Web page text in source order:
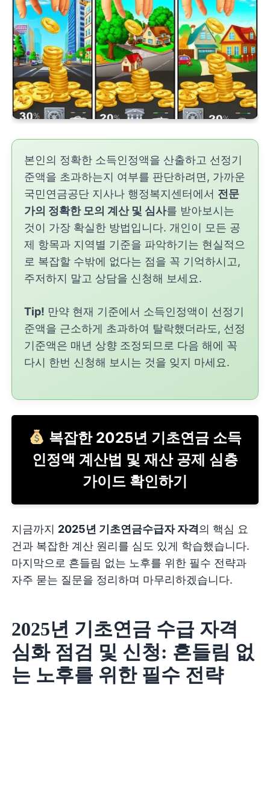
본인의 정확한 소득인정액을 산출하고 선정기
준액을 초과하는지 여부를 판단하려면, 가까운
국민연금공단 지사나 행정복지센터에서 전문
가의 정확한 모의 계산 및 심사를 받아보시는
것이 가장 확실한 방법입니다. 개인이 모든 공
제 항목과 지역별 기준을 파악하기는 현실적으
로 복잡할 수밖에 없다는 점을 꼭 기억하시고,
주저하지 말고 상담을 신청해 보세요.
Tip! 만약 현재 기준에서 소득인정액이 선정기
준액을 근소하게 초과하여 탈락했더라도, 선정
기준액은 매년 상향 조정되므로 다음 해에 꼭
다시 한번 신청해 보시는 것을 잊지 마세요.
복잡한 2025년 기초연금 소득
인정액 계산법 및 재산 공제 심층
가이드 확인하기
지금까지 2025년 기초연금수급자 자격 의 핵심 요
건과 복잡한 계산 원리를 심도 있게 학습했습니다.
마지막으로 흔들림 없는 노후를 위한 필수 전략과
자주 묻는 질문을 정리하며 마무리하겠습니다.
2025년 기초연금 수급 자격
심화 점검 및 신청: 흔들림 없
는 노후를 위한 필수 전략